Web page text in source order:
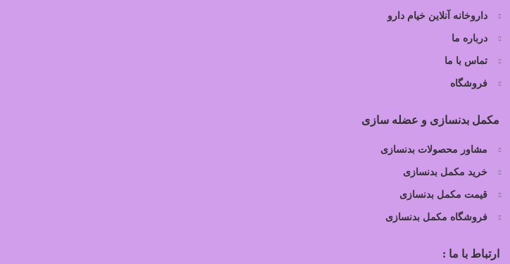
داروخانه آنلاین خیام دارو
درباره ما
تماس با ما
فروشگاه
مکمل بدنسازی و عضله سازی
مشاور محصولات بدنسازی
خرید مکمل بدنسازی
قیمت مکمل بدنسازی
فروشگاه مکمل بدنسازی
ارتباط با ما :